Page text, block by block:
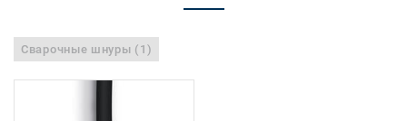
Сварочные шнуры (1)